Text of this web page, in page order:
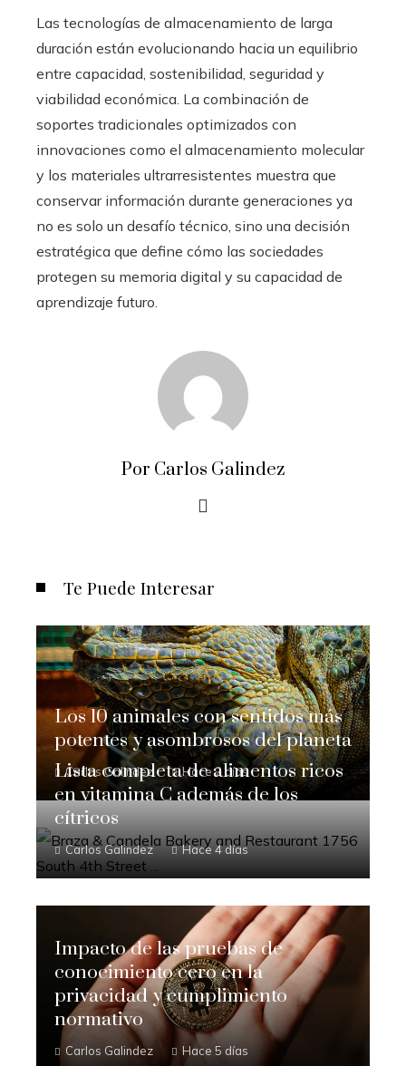
Las tecnologías de almacenamiento de larga
duración están evolucionando hacia un equilibrio
entre capacidad, sostenibilidad, seguridad y
viabilidad económica. La combinación de
soportes tradicionales optimizados con
innovaciones como el almacenamiento molecular
y los materiales ultrarresistentes muestra que
conservar información durante generaciones ya
no es solo un desafío técnico, sino una decisión
estratégica que define cómo las sociedades
protegen su memoria digital y su capacidad de
aprendizaje futuro.
Por Carlos Galindez
Te Puede Interesar
Los 10 animales con sentidos más
potentes y asombrosos del planeta
Carlos Galindez Hace 2 días
Lista completa de alimentos ricos
en vitamina C además de los
cítricos
Carlos Galindez Hace 4 días
Impacto de las pruebas de
conocimiento cero en la
privacidad y cumplimiento
normativo
Carlos Galindez Hace 5 días